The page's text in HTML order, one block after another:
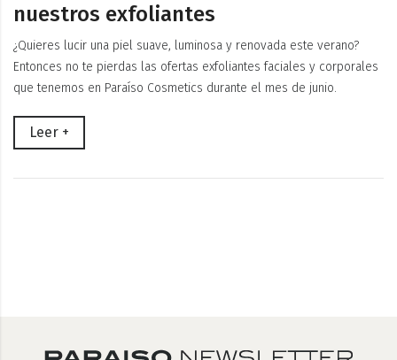
nuestros exfoliantes
¿Quieres lucir una piel suave, luminosa y renovada este verano?
Entonces no te pierdas las ofertas exfoliantes faciales y corporales
que tenemos en Paraíso Cosmetics durante el mes de junio.
Leer +